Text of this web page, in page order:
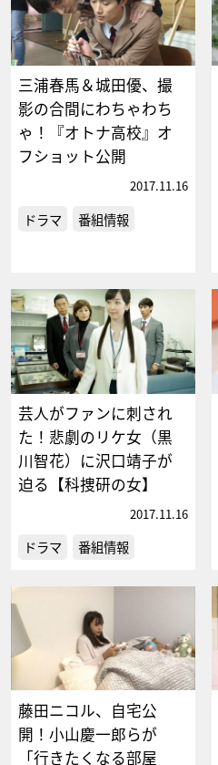
三浦春馬＆城田優、撮
影の合間にわちゃわち
ゃ！『オトナ高校』オ
フショット公開
2017.11.16
ドラマ 番組情報
芸人がファンに刺され
た！悲劇のリケ女（黒
川智花）に沢口靖子が
迫る【科捜研の女】
2017.11.16
ドラマ 番組情報
藤田ニコル、自宅公
開！小山慶一郎らが
「行きたくなる部屋